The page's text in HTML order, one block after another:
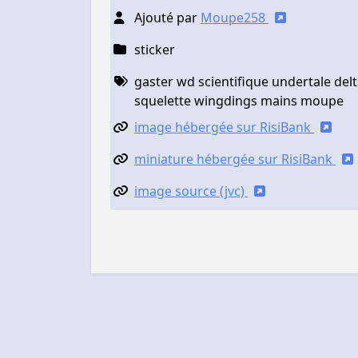
Ajouté par Moupe258
sticker
gaster wd scientifique undertale
squelette wingdings mains moupe
image hébergée sur RisiBank
miniature hébergée sur RisiBank
image source (jvc)